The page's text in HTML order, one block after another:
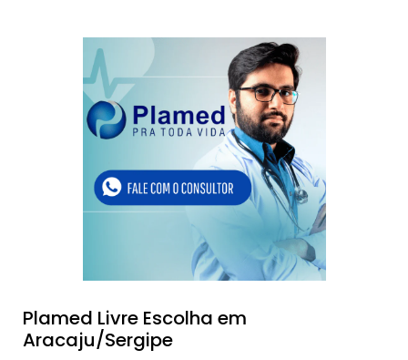
Plamed Livre Escolha em
Aracaju/Sergipe